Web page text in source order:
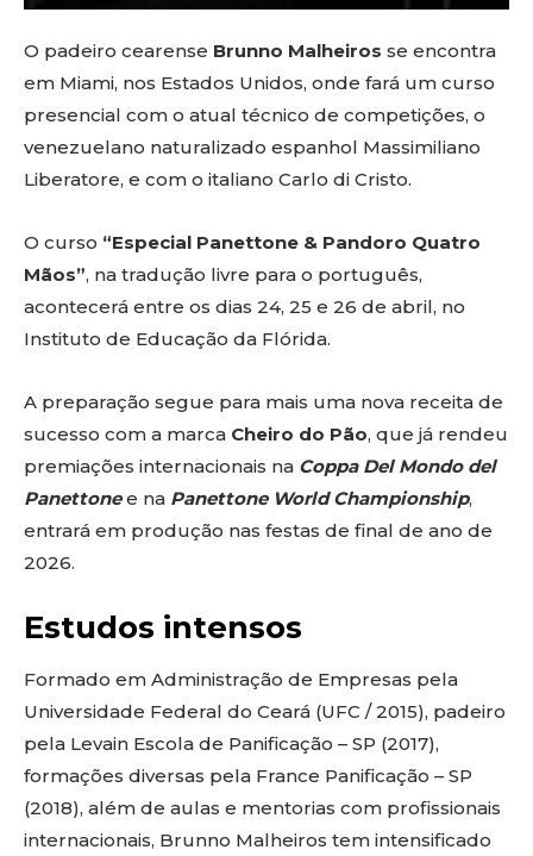
O padeiro cearense Brunno Malheiros se encontra
em Miami, nos Estados Unidos, onde fará um curso
presencial com o atual técnico de competições, o
venezuelano naturalizado espanhol Massimiliano
Liberatore, e com o italiano Carlo di Cristo.
O curso “Especial Panettone & Pandoro Quatro
Mãos”, na tradução livre para o português,
acontecerá entre os dias 24, 25 e 26 de abril, no
Instituto de Educação da Flórida.
A preparação segue para mais uma nova receita de
sucesso com a marca Cheiro do Pão, que já rendeu
premiações internacionais na Coppa Del Mondo del
Panettonee na Panettone World Championship,
entrará em produção nas festas de final de ano de
2026.
Estudos intensos
Formado em Administração de Empresas pela
Universidade Federal do Ceará (UFC / 2015), padeiro
pela Levain Escola de Panificação – SP (2017),
formações diversas pela France Panificação – SP
(2018), além de aulas e mentorias com profissionais
internacionais, Brunno Malheiros tem intensificado